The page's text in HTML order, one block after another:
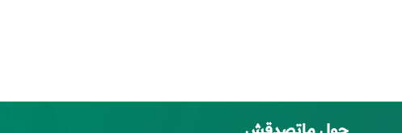
حول ماتصدقش